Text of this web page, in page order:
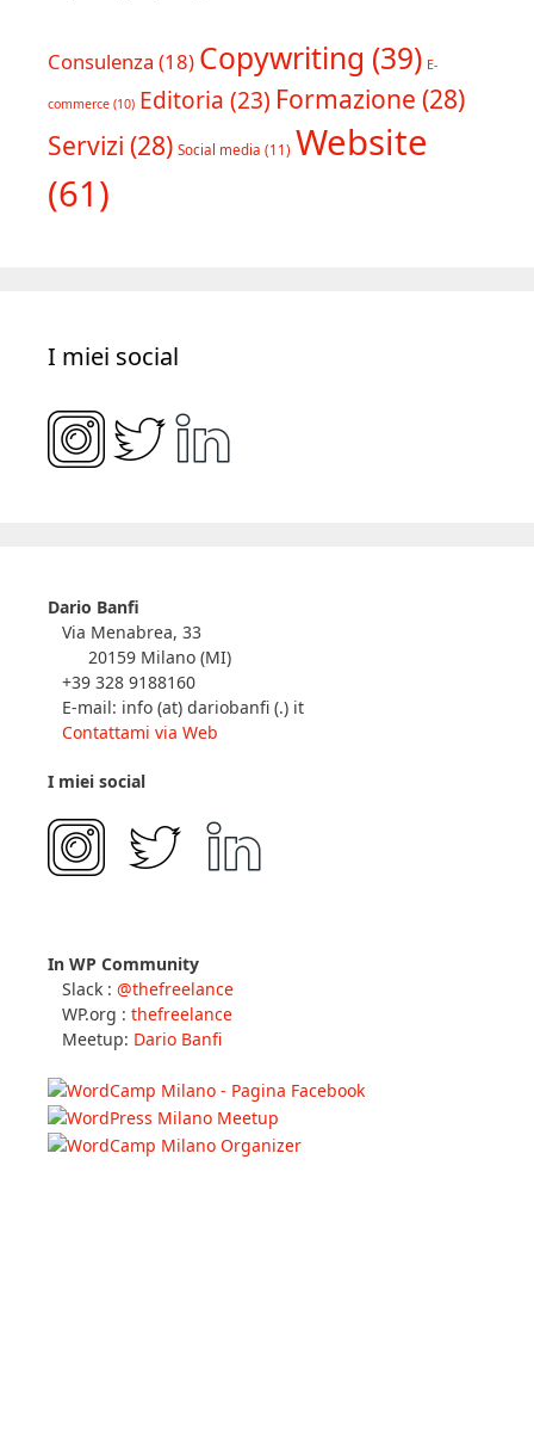
Consulenza (18) Copywriting (39) E-
commerce (10) Editoria (23) Formazione (28)
Servizi (28) Social media (11) Website
(61)
I miei social
Dario Banfi
Via Menabrea, 33
20159 Milano (MI)
+39 328 9188160
E-mail: info (at) dariobanfi (.) it
Contattami via Web
I miei social
In WP Community
Slack : @thefreelance
WP.org : thefreelance
Meetup: Dario Banfi